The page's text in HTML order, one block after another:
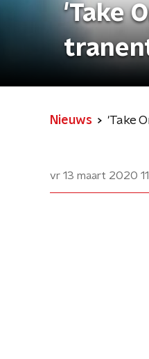
'Take
Nieuws 'Take
vr 13 maart 2020